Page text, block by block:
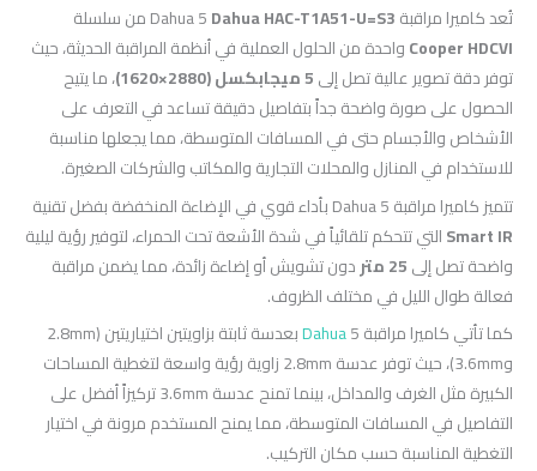
تُعد كاميرا مراقبة Dahua 5Dahua HAC-T1A51-U=S3
من سلسلة
Cooper HDCVIواحدة من الحلول العملية في أنظمة المراقبة الحديثة، حيث
توفر دقة تصوير عالية تصل إلى5 ميجابكسل (2880×1620)
، ما يتيح
الحصول على صورة واضحة جداً بتفاصيل دقيقة تساعد في التعرف على
الأشخاص والأجسام حتى في المسافات المتوسطة، مما يجعلها مناسبة
للاستخدام في المنازل والمحلات التجارية والمكاتب والشركات الصغيرة.
تتميز كاميرا مراقبة Dahua 5 بأداء قوي في الإضاءة المنخفضة بفضل تقنية
Smart IRالتي تتحكم تلقائياً في شدة الأشعة تحت الحمراء، لتوفير رؤية ليلية
واضحة تصل إلى25 متر
دون تشويش أو إضاءة زائدة، مما يضمن مراقبة
فعالة طوال الليل في مختلف الظروف.
كما تأتي كاميرا مراقبة Dahua
5 بعدسة ثابتة بزاويتين اختياريتين (2.8mm
و3.6mm)، حيث توفر عدسة 2.8mm زاوية رؤية واسعة لتغطية المساحات
الكبيرة مثل الغرف والمداخل، بينما تمنح عدسة 3.6mm تركيزاً أفضل على
التفاصيل في المسافات المتوسطة، مما يمنح المستخدم مرونة في اختيار
التغطية المناسبة حسب مكان التركيب.